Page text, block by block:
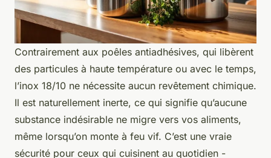
Contrairement aux poêles antiadhésives, qui libèrent
des particules à haute température ou avec le temps,
l’inox 18/10 ne nécessite aucun revêtement chimique.
Il est naturellement inerte, ce qui signifie qu’aucune
substance indésirable ne migre vers vos aliments,
même lorsqu’on monte à feu vif. C’est une vraie
sécurité pour ceux qui cuisinent au quotidien -